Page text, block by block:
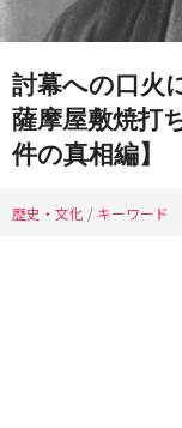
討幕への口火
薩摩屋敷焼打
件の真相編】
歴史・文化 / キーワード